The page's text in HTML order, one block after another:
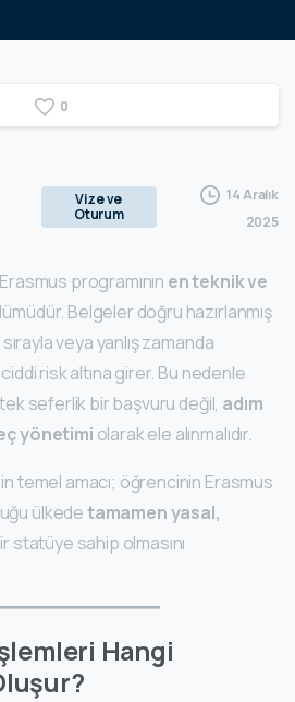
0
Vize ve
Oturum
14 Aralık
2025
programının en teknik ve
Belgeler doğru hazırlanmış
veya yanlış zamanda
ciddi risk altına girer. Bu nedenle
seferlik bir başvuru değil, adım
yönetimi olarak ele alınmalıdır.
temel amacı; öğrencinin Erasmus
ülkedetamamen yasal,
statüye sahip olmasını
Hangi